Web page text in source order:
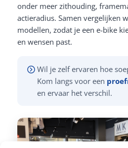
onder meer zithouding,
actieradius. Samen vergelijken
modellen, zodat je een e-bike
en wensen past.
Wil je zelf ervaren hoe
Kom langs voor een
en ervaar het verschil.